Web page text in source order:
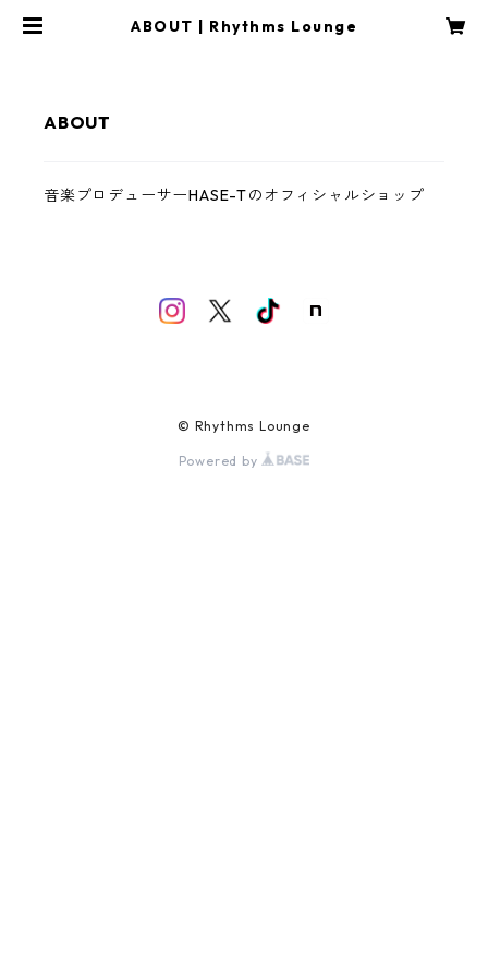
ABOUT | Rhythms Lounge
ABOUT
音楽プロデューサーHASE-Tのオフィシャルショップ
© Rhythms Lounge
Powered by